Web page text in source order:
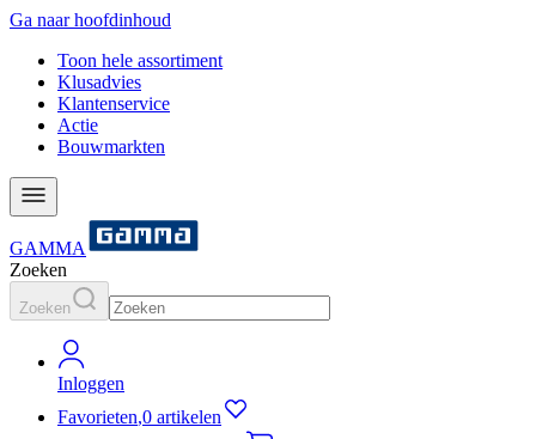
Ga naar hoofdinhoud
Toon hele assortiment
Klusadvies
Klantenservice
Actie
Bouwmarkten
GAMMA
Zoeken
Zoeken
Inloggen
Favorieten,0 artikelen